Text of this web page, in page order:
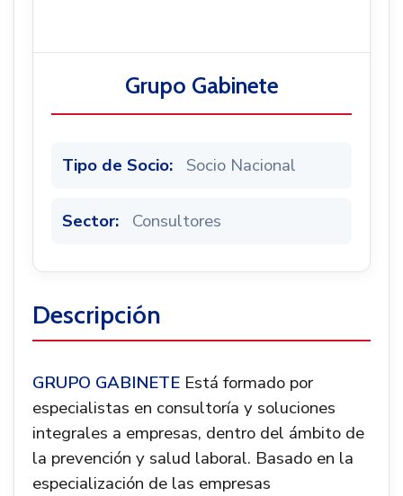
Grupo Gabinete
Tipo de Socio: Socio Nacional
Sector: Consultores
Descripción
GRUPO GABINETE Está formado por
especialistas en consultoría y soluciones
integrales a empresas, dentro del ámbito de
la prevención y salud laboral. Basado en la
especialización de las empresas